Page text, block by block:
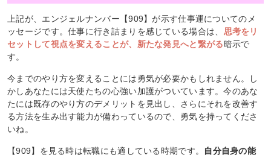
上記が、エンジェルナンバー【909】が示す仕事運についてのメ
ッセージです。仕事に行き詰まりを感じている場合は、 思考をリ
セットして視点を変えることが、新たな発見へと繋がる暗示で
す。
今までのやり方を変えることには勇気が必要かもしれません。し
かしあなたには天使たちの心強い加護がついています。今のあな
たには既存のやり方のデメリットを見出し、さらにそれを改善す
る方法を生み出す能力が備わっているので、勇気を持ってくださ
いね。
【909】を見る時は転職にも適している時期です。
自分自身の能